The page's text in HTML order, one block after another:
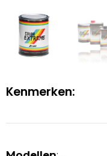
Kenmerken: